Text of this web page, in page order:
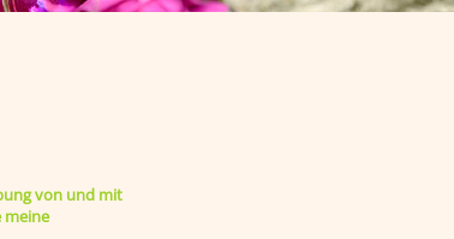
von und mit
meine